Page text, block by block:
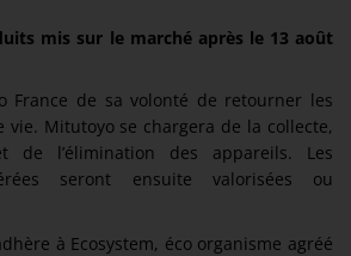
mis sur le marché après le 13 août
France de sa volonté de retourner les
Mitutoyo se chargera de la collecte,
de l’élimination des appareils. Les
seront ensuite valorisées ou
à Ecosystem, éco organisme agréé